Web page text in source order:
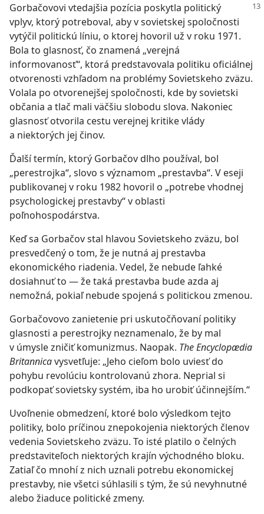
Gorbačovovi vtedajšia pozícia poskytla politický
vplyv, ktorý potreboval, aby v sovietskej spoločnosti
vytýčil politickú líniu, o ktorej hovoril už v roku 1971.
Bola to glasnosť, čo znamená „verejná
informovanosť“, ktorá predstavovala politiku oficiálnej
otvorenosti vzhľadom na problémy Sovietskeho zväzu.
Volala po otvorenejšej spoločnosti, kde by sovietski
občania a tlač mali väčšiu slobodu slova. Nakoniec
glasnosť otvorila cestu verejnej kritike vlády
a niektorých jej činov.
Ďalší termín, ktorý Gorbačov dlho používal, bol
„perestrojka“, slovo s významom „prestavba“. V eseji
publikovanej v roku 1982 hovoril o „potrebe vhodnej
psychologickej prestavby“ v oblasti
poľnohospodárstva.
Keď sa Gorbačov stal hlavou Sovietskeho zväzu, bol
presvedčený o tom, že je nutná aj prestavba
ekonomického riadenia. Vedel, že nebude ľahké
dosiahnuť to — že taká prestavba bude azda aj
nemožná, pokiaľ nebude spojená s politickou zmenou.
Gorbačovovo zanietenie pri uskutočňovaní politiky
glasnosti a perestrojky neznamenalo, že by mal
v úmysle zničiť komunizmus. Naopak. The Encyclopædia
Britannicavysvetľuje: „Jeho cieľom bolo uviesť do
pohybu revolúciu kontrolovanú zhora. Neprial si
podkopať sovietsky systém, iba ho urobiť účinnejším.“
Uvoľnenie obmedzení, ktoré bolo výsledkom tejto
politiky, bolo príčinou znepokojenia niektorých členov
vedenia Sovietskeho zväzu. To isté platilo o čelných
predstaviteľoch niektorých krajín východného bloku.
Zatiaľ čo mnohí z nich uznali potrebu ekonomickej
prestavby, nie všetci súhlasili s tým, že sú nevyhnutné
alebo žiaduce politické zmeny.